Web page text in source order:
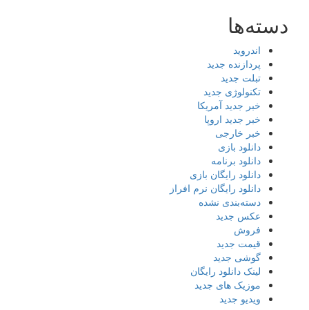
دسته‌ها
اندروید
پردازنده جدید
تبلت جدید
تکنولوژی جدید
خبر جدید آمریکا
خبر جدید اروپا
خبر خارجی
دانلود بازی
دانلود برنامه
دانلود رایگان بازی
دانلود رایگان نرم افراز
دسته‌بندی نشده
عکس جدید
فروش
قیمت جدید
گوشی جدید
لینک دانلود رایگان
موزیک های جدید
ویدیو جدید